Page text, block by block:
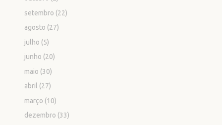
setembro (22)
agosto (27)
julho (5)
junho (20)
maio (30)
abril (27)
março (10)
dezembro (33)